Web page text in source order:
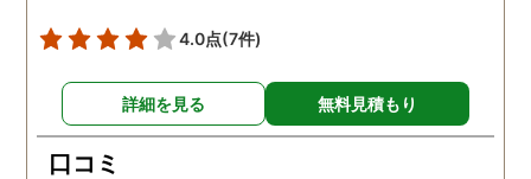
す。 探偵社で悩まされてい
る方は、こちらをお勧めい
たします。
た。 一般的な探偵を雇
かかる費用の相場を他で
いたよりも随分と価格も
4.0点(7件)
詳細を見る 無料見積もり
口コミ